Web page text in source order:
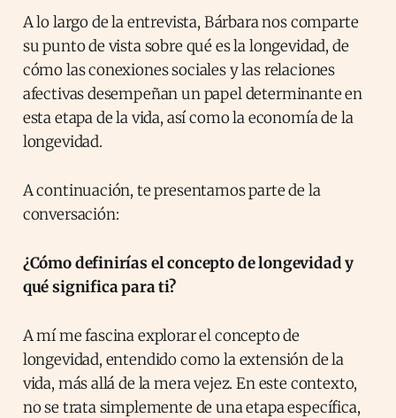
A lo largo de la entrevista, Bárbara nos comparte
su punto de vista sobre qué es la longevidad, de
cómo las conexiones sociales y las relaciones
afectivas desempeñan un papel determinante en
esta etapa de la vida, así como la economía de la
longevidad.
A continuación, te presentamos parte de la
conversación:
¿Cómo definirías el concepto de longevidad y
qué significa para ti?
A mí me fascina explorar el concepto de
longevidad, entendido como la extensión de la
vida, más allá de la mera vejez. En este contexto,
no se trata simplemente de una etapa específica,